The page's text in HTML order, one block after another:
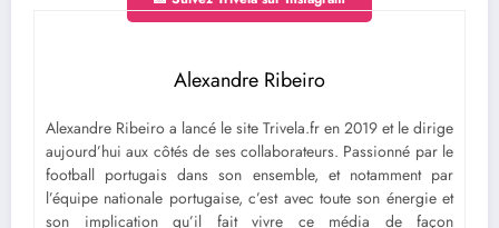
Alexandre Ribeiro
Alexandre Ribeiro a lancé le site Trivela.fr en 2019 et le dirige
aujourd’hui aux côtés de ses collaborateurs. Passionné par le
football portugais dans son ensemble, et notamment par
l’équipe nationale portugaise, c’est avec toute son énergie et
son implication qu’il fait vivre ce média de façon